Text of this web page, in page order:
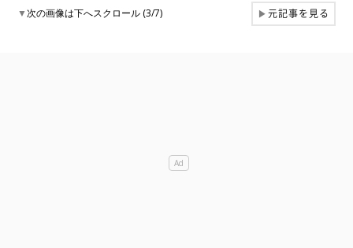
▼次の画像は下へスクロール (3/7) ▶元記事を見る